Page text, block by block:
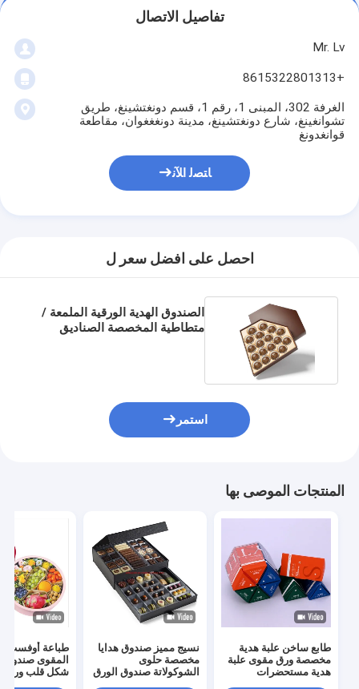
تفاصيل الاتصال
Mr. Lv
+8615322801313
الغرفة 302، المبنى 1، رقم 1، قسم دونغتشينغ، طريق
تشوانغينغ، شارع دونغتشينغ، مدينة دونغغغوان، مقاطعة
قوانغدونغ
ﺎﺘﺼﻟ ﺍﻶﻧ
احصل على افضل سعر ل
الصندوق الهدية الورقية الملمعة /
متطاطية المخصصة الصناديق
استمر
المنتجات الموصى بها
طابع ساخن علبة هدية
مخصصة ورق مقوى علبة
هدية مستحضرات
نسيج مميز صندوق هدايا
مخصصة حلوى
الشوكولاتة صندوق الورق
طباعة أوفست
المقوى صندوق
شكل قلب ورق